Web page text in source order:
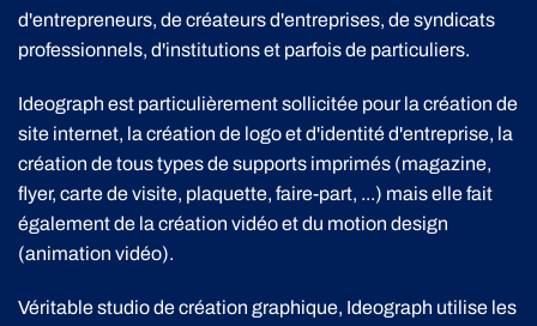
d'entrepreneurs, de créateurs d'entreprises, de syndicats
professionnels, d'institutions et parfois de particuliers.
Ideograph est particulièrement sollicitée pour la création de
site internet, la création de logo et d'identité d'entreprise, la
création de tous types de supports imprimés (magazine,
flyer, carte de visite, plaquette, faire-part, ...) mais elle fait
également de la création vidéo et du motion design
(animation vidéo).
Véritable studio de création graphique, Ideograph utilise les